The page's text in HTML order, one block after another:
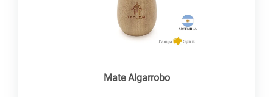
Mate Algarrobo